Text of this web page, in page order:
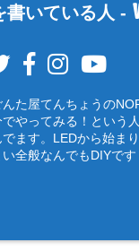
書いている人 -
んた屋てんちょうの
でやってみる！という
でます。LEDから始ま
い全般なんでもDIYです